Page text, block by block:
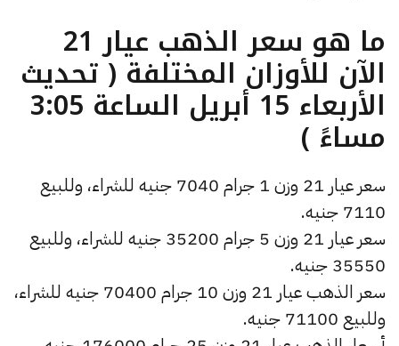
ما هو سعر الذهب عيار 21
الآن للأوزان المختلفة ( تحديث
الأربعاء 15 أبريل الساعة 3:05
مساءً )
سعر عيار 21 وزن 1 جرام 7040 جنيه للشراء، وللبيع
7110 جنيه.
سعر عيار 21 وزن 5 جرام 35200 جنيه للشراء، وللبيع
35550 جنيه.
سعر الذهب عيار 21 وزن 10 جرام 70400 جنيه للشراء،
وللبيع 71100 جنيه.